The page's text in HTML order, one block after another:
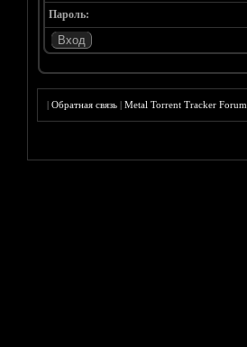
Пароль:
|Обратная связь |Metal Torrent Tracker Forum